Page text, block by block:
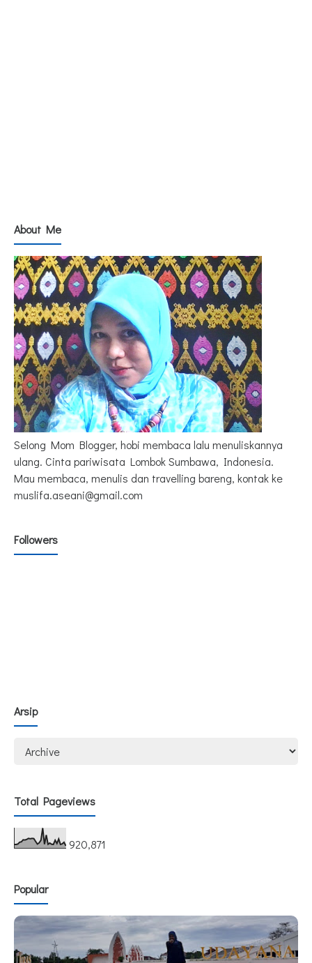
About Me
Selong Mom Blogger, hobi membaca lalu menuliskannya
ulang. Cinta pariwisata Lombok Sumbawa, Indonesia.
Mau membaca, menulis dan travelling bareng, kontak ke
muslifa.aseani@gmail.com
Followers
Arsip
Total Pageviews
920,871
Popular